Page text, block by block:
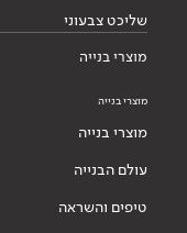
שליכט צבעוני
מוצרי בנייה
מוצרי בנייה
מוצרי בנייה
עולם הבנייה
טיפים והשראה